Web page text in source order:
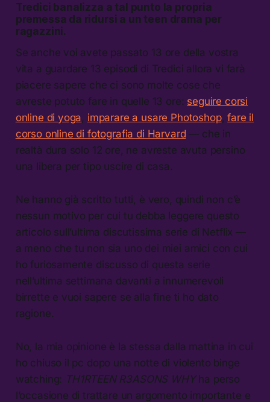
Tredici banalizza a tal punto la propria
premessa da ridursi a un teen drama per
ragazzini.
Se anche voi avete passato 13 ore della vostra
vita a guardare 13 episodi di Tredici allora vi farà
piacere sapere che ci sono molte cose che
avreste potuto fare in quelle 13 ore: seguire corsi
online di yoga imparare a usare Photoshop,fare il
corso online di fotografia di Harvard — che in
realtà dura solo 12 ore, ne avreste avuta persino
una libera per tipo uscire di casa.
Ne hanno già scritto tutti, è vero, quindi non c’è
nessun motivo per cui tu debba leggere questo
articolo sull’ultima discutissima serie di Netflix —
a meno che tu non sia uno dei miei amici con cui
ho furiosamente discusso di questa serie
nell’ultima settimana davanti a innumerevoli
birrette e vuoi sapere se alla fine ti ho dato
ragione.
No, la mia opinione è la stessa dalla mattina in cui
ho chiuso il pc dopo una notte di violento binge
watching: TH1RTEEN R3ASONS WHY ha perso
l’occasione di trattare un argomento importante e